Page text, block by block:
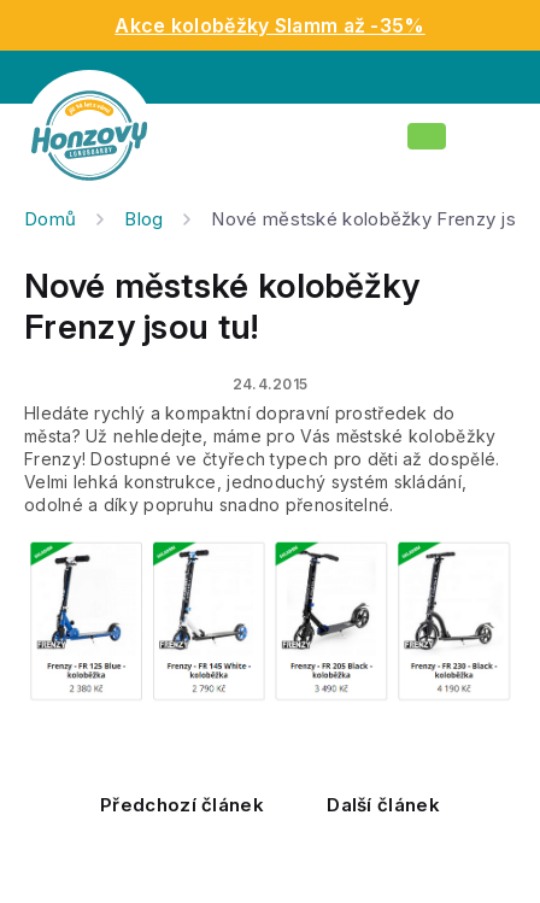
obsah
Akce koloběžky Slamm až -35%
Nákupní
Domů Blog Nové městské koloběžky Frenzy
Nové městské koloběžky
Frenzy jsou tu!
24.4.2015
Hledáte rychlý a kompaktní dopravní prostředek do
města? Už nehledejte, máme pro Vás městské koloběžky
Frenzy! Dostupné ve čtyřech typech pro děti až dospělé.
Velmi lehká konstrukce, jednoduchý systém skládání,
odolné a díky popruhu snadno přenositelné.
Předchozí článek Další článek